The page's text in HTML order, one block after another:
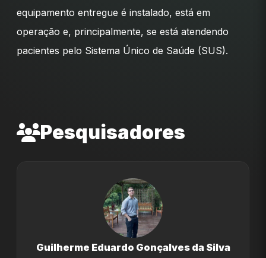
equipamento entregue é instalado, está em
operação e, principalmente, se está atendendo
pacientes pelo Sistema Único de Saúde (SUS).
Pesquisadores
Guilherme Eduardo Gonçalves da Silva